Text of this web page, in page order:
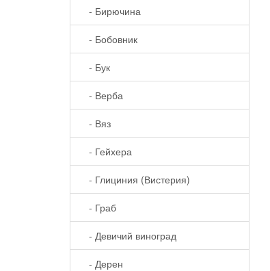
- Бирючина
- Бобовник
- Бук
- Верба
- Вяз
- Гейхера
- Глициния (Вистерия)
- Граб
- Девичий виноград
- Дерен